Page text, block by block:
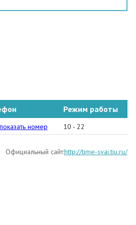
Режим работы
647-82-07
показать номер 10 - 22
Официальный сайт:http://time-svai.tiu.ru/